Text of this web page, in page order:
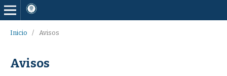
Inicio / Avisos
Avisos